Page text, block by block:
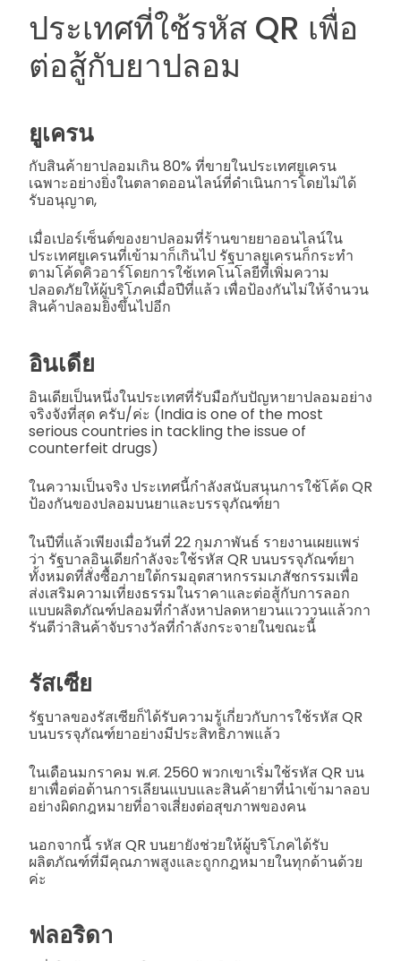
ประเทศที่ใช้รหัส QR เพื่อ
ต่อสู้กับยาปลอม
ยูเครน
กับสินค้ายาปลอมเกิน 80% ที่ขายในประเทศยูเครน
เฉพาะอย่างยิ่งในตลาดออนไลน์ที่ดำเนินการโดยไม่ได้
รับอนุญาต,
เมื่อเปอร์เซ็นต์ของยาปลอมที่ร้านขายยาออนไลน์ใน
ประเทศยูเครนที่เข้ามาก็เกินไป รัฐบาลยูเครนก็กระทำ
ตามโค้ดคิวอาร์โดยการใช้เทคโนโลยีที่เพิ่มความ
ปลอดภัยให้ผู้บริโภคเมื่อปีที่แล้ว เพื่อป้องกันไม่ให้จำนวน
สินค้าปลอมยิ่งขึ้นไปอีก
อินเดีย
อินเดียเป็นหนึ่งในประเทศที่รับมือกับปัญหายาปลอมอย่าง
จริงจังที่สุด ครับ/ค่ะ (India is one of the most
serious countries in tackling the issue of
counterfeit drugs)
ในความเป็นจริง ประเทศนี้กำลังสนับสนุนการใช้โค้ด QR
ป้องกันของปลอมบนยาและบรรจุภัณฑ์ยา
ในปีที่แล้วเพียงเมื่อวันที่ 22 กุมภาพันธ์ รายงานเผยแพร่
ว่า รัฐบาลอินเดียกำลังจะใช้รหัส QR บนบรรจุภัณฑ์ยา
ทั้งหมดที่สั่งซื้อภายใต้กรมอุตสาหกรรมเภสัชกรรมเพื่อ
ส่งเสริมความเที่ยงธรรมในราคาและต่อสู้กับการลอก
แบบผลิตภัณฑ์ปลอมที่กำลังหาปลดหายวนแวววนแล้วกา
รันตีว่าสินค้าจับรางวัลที่กำลังกระจายในขณะนี้
รัสเซีย
รัฐบาลของรัสเซียก็ได้รับความรู้เกี่ยวกับการใช้รหัส QR
บนบรรจุภัณฑ์ยาอย่างมีประสิทธิภาพแล้ว
ในเดือนมกราคม พ.ศ. 2560 พวกเขาเริ่มใช้รหัส QR บน
ยาเพื่อต่อต้านการเลียนแบบและสินค้ายาที่นำเข้ามาลอบ
อย่างผิดกฎหมายที่อาจเสี่ยงต่อสุขภาพของคน
นอกจากนี้ รหัส QR บนยายังช่วยให้ผู้บริโภคได้รับ
ผลิตภัณฑ์ที่มีคุณภาพสูงและถูกกฎหมายในทุกด้านด้วย
ค่ะ
ฟลอริดา